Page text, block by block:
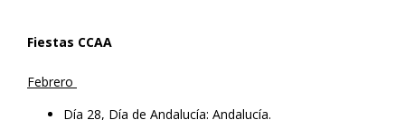
Fiestas CCAA
Febrero
Día 28, Día de Andalucía: Andalucía.